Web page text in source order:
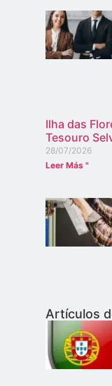
Ilha das
Tesouro
28/07/2026
Leer Más "
Artículos